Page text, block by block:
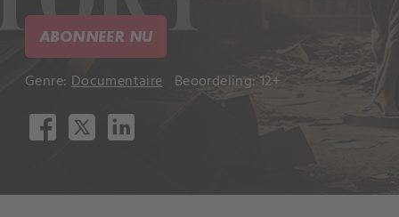
ABONNEER NU
Genre: Documentaire Beoordeling: 12+